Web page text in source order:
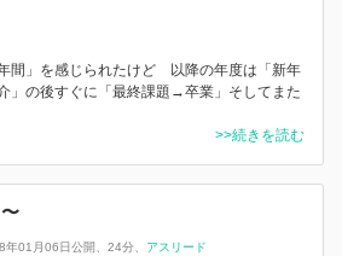
間」を感じられたけど 以降の年度は「新年
」の後すぐに「最終課題→卒業」そしてまた
>>続きを読む
年01月06日公開 24分 アスリード